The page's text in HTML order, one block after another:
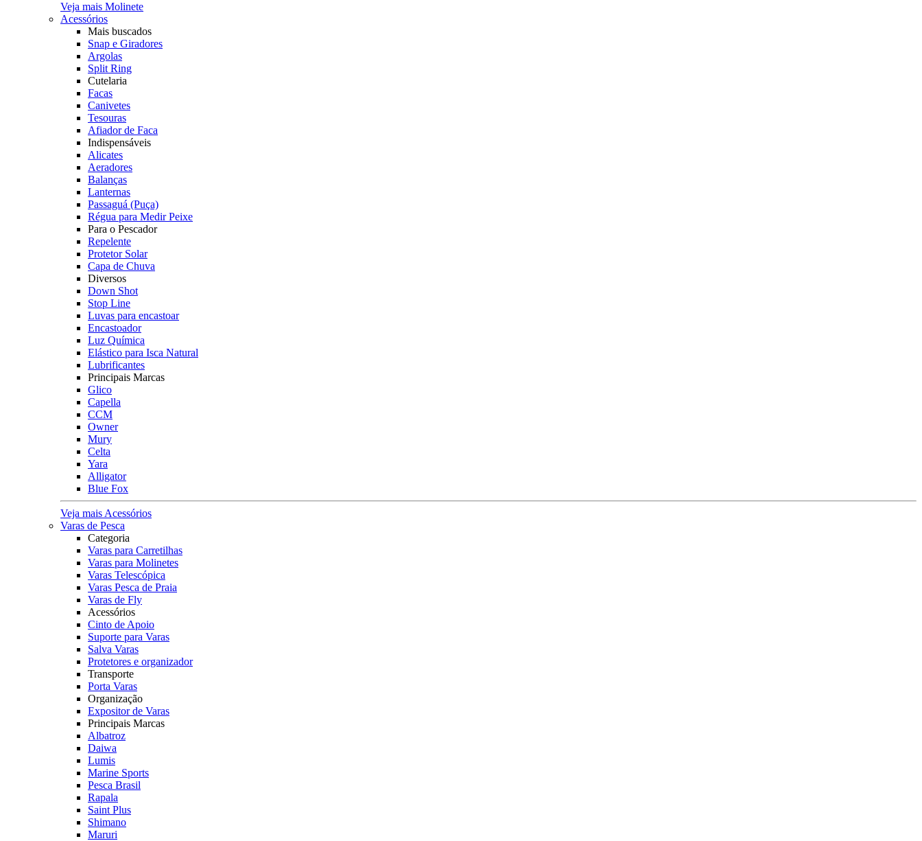
Veja mais Molinete
Acessórios
Mais buscados
Snap e Giradores
Argolas
Split Ring
Cutelaria
Facas
Canivetes
Tesouras
Afiador de Faca
Indispensáveis
Alicates
Aeradores
Balanças
Lanternas
Passaguá (Puça)
Régua para Medir Peixe
Para o Pescador
Repelente
Protetor Solar
Capa de Chuva
Diversos
Down Shot
Stop Line
Luvas para encastoar
Encastoador
Luz Química
Elástico para Isca Natural
Lubrificantes
Principais Marcas
Glico
Capella
CCM
Owner
Mury
Celta
Yara
Alligator
Blue Fox
Veja mais Acessórios
Varas de Pesca
Categoria
Varas para Carretilhas
Varas para Molinetes
Varas Telescópica
Varas Pesca de Praia
Varas de Fly
Acessórios
Cinto de Apoio
Suporte para Varas
Salva Varas
Protetores e organizador
Transporte
Porta Varas
Organização
Expositor de Varas
Principais Marcas
Albatroz
Daiwa
Lumis
Marine Sports
Pesca Brasil
Rapala
Saint Plus
Shimano
Maruri